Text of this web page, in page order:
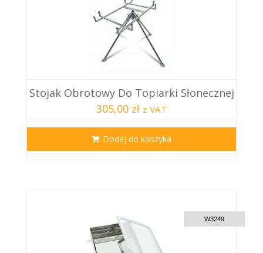
Stojak Obrotowy Do Topiarki Słonecznej
305,00 zł z VAT
Dodaj do koszyka
W3249